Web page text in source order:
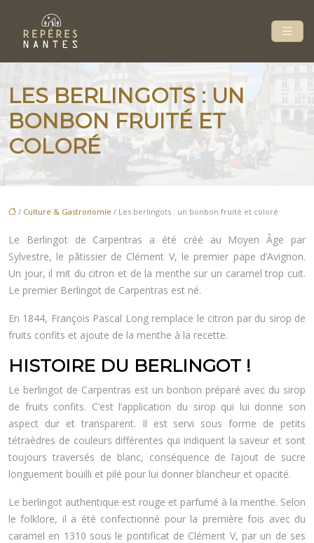
LES BERLINGOTS : UN
BONBON FRUITÉ ET
COLORÉ
/ Culture & Gastronomie / Les berlingots : un bonbon fruité et coloré
Le Berlingot de Carpentras a été créé au Moyen Âge par
Sylvestre, le pâtissier de Clément V, le premier pape d’Avignon.
Un jour, il mit du citron et de la menthe sur un caramel trop cuit.
Le premier Berlingot de Carpentras est né.
En 1844, François Pascal Long remplace le citron par du sirop de
fruits confits et ajoute de la menthe à la recette.
HISTOIRE DU BERLINGOT !
Le berlingot de Carpentras est un bonbon préparé avec du sirop
de fruits confits. C’est l’application du sirop qui lui donne son
aspect dur et transparent. Il est servi sous forme de petits
tétraèdres de couleurs différentes qui indiquent la saveur et sont
toujours traversés de blanc, conséquence de l’ajout de sucre
longuement bouilli et pilé pour lui donner blancheur et opacité.
Le berlingot authentique est rouge et parfumé à la menthe. Selon
le folklore, il a été confectionné pour la première fois avec du
caramel en 1310 sous le pontificat de Clément V, par un de ses